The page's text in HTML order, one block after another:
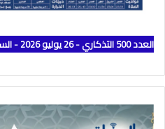
العدد 500 التذكاري - 26 يوليو 2026 - السنة الثالثة